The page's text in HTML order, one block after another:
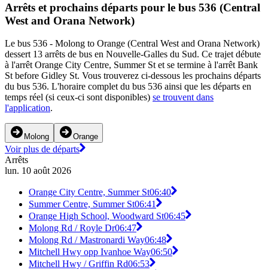
Arrêts et prochains départs pour le bus 536 (Central
West and Orana Network)
Le bus 536 - Molong to Orange (Central West and Orana Network)
dessert 13 arrêts de bus en Nouvelle-Galles du Sud. Ce trajet débute
à l'arrêt Orange City Centre, Summer St et se termine à l'arrêt Bank
St before Gidley St. Vous trouverez ci-dessous les prochains départs
du bus 536. L'horaire complet du bus 536 ainsi que les départs en
temps réel (si ceux-ci sont disponibles) se trouvent dans
l'application.
Molong Orange
Voir plus de départs
Arrêts
lun. 10 août 2026
Orange City Centre, Summer St06:40
Summer Centre, Summer St06:41
Orange High School, Woodward St06:45
Molong Rd / Royle Dr06:47
Molong Rd / Mastronardi Way06:48
Mitchell Hwy opp Ivanhoe Way06:50
Mitchell Hwy / Griffin Rd06:53